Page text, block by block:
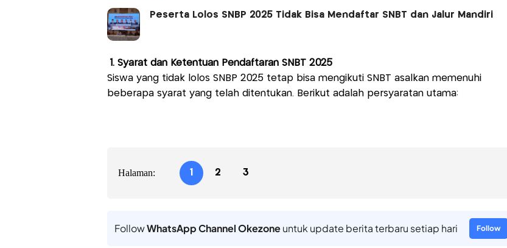
Peserta Lolos SNBP 2025 Tidak Bisa Mendaftar SNBT dan Jalur Mandiri
1. Syarat dan Ketentuan Pendaftaran SNBT 2025
Siswa yang tidak lolos SNBP 2025 tetap bisa mengikuti SNBT asalkan memenuhi
beberapa syarat yang telah ditentukan. Berikut adalah persyaratan utama:
Halaman: 1 2 3
FollowWhatsApp Channel Okezoneuntuk update berita terbaru setiap hari Follow